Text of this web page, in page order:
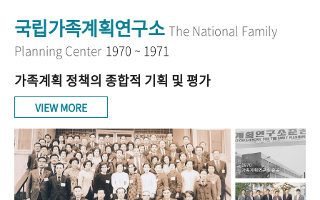
국립가족계획연구소 The National Family
Planning Center 1970 ~ 1971
가족계획 정책의 종합적 기획 및 평가
VIEW MORE